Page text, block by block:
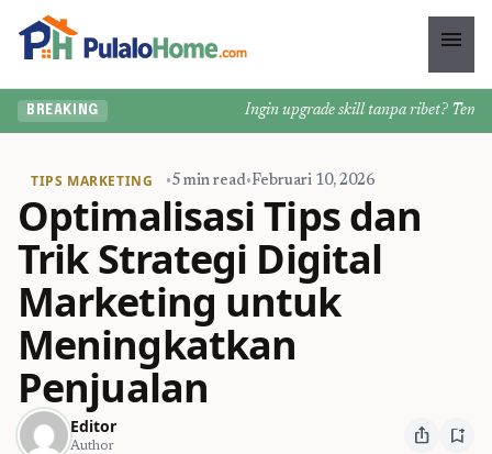
menu
BREAKING Ingin upgrade skill tanpa ribet?
TIPS MARKETING •5 min read•Februari 10, 2026
Optimalisasi Tips dan
Trik Strategi Digital
Marketing untuk
Meningkatkan
Penjualan
Editor
Author ios_share bookmark_add